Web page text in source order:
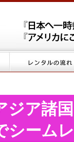
ジア諸
シーム